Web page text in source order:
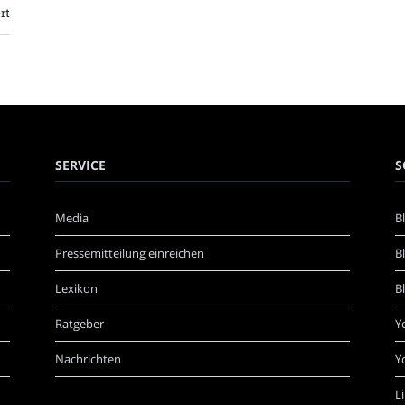
SERVICE
Media
Pressemitteilung einreichen
Lexikon
Ratgeber
Nachrichten